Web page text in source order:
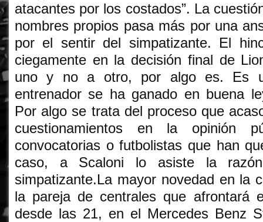
atacantes por los costados”. La
nombres propios pasa más por una
por el sentir del simpatizante. El
ciegamente en la decisión final de
uno y no a otro, por algo es. Es
entrenador se ha ganado en buena
Por algo se trata del proceso que
cuestionamientos en la opinión
convocatorias o futbolistas que han
caso, a Scaloni lo asiste la
simpatizante.La mayor novedad en la
la pareja de centrales que afrontará
desde las 21, en el Mercedes Benz